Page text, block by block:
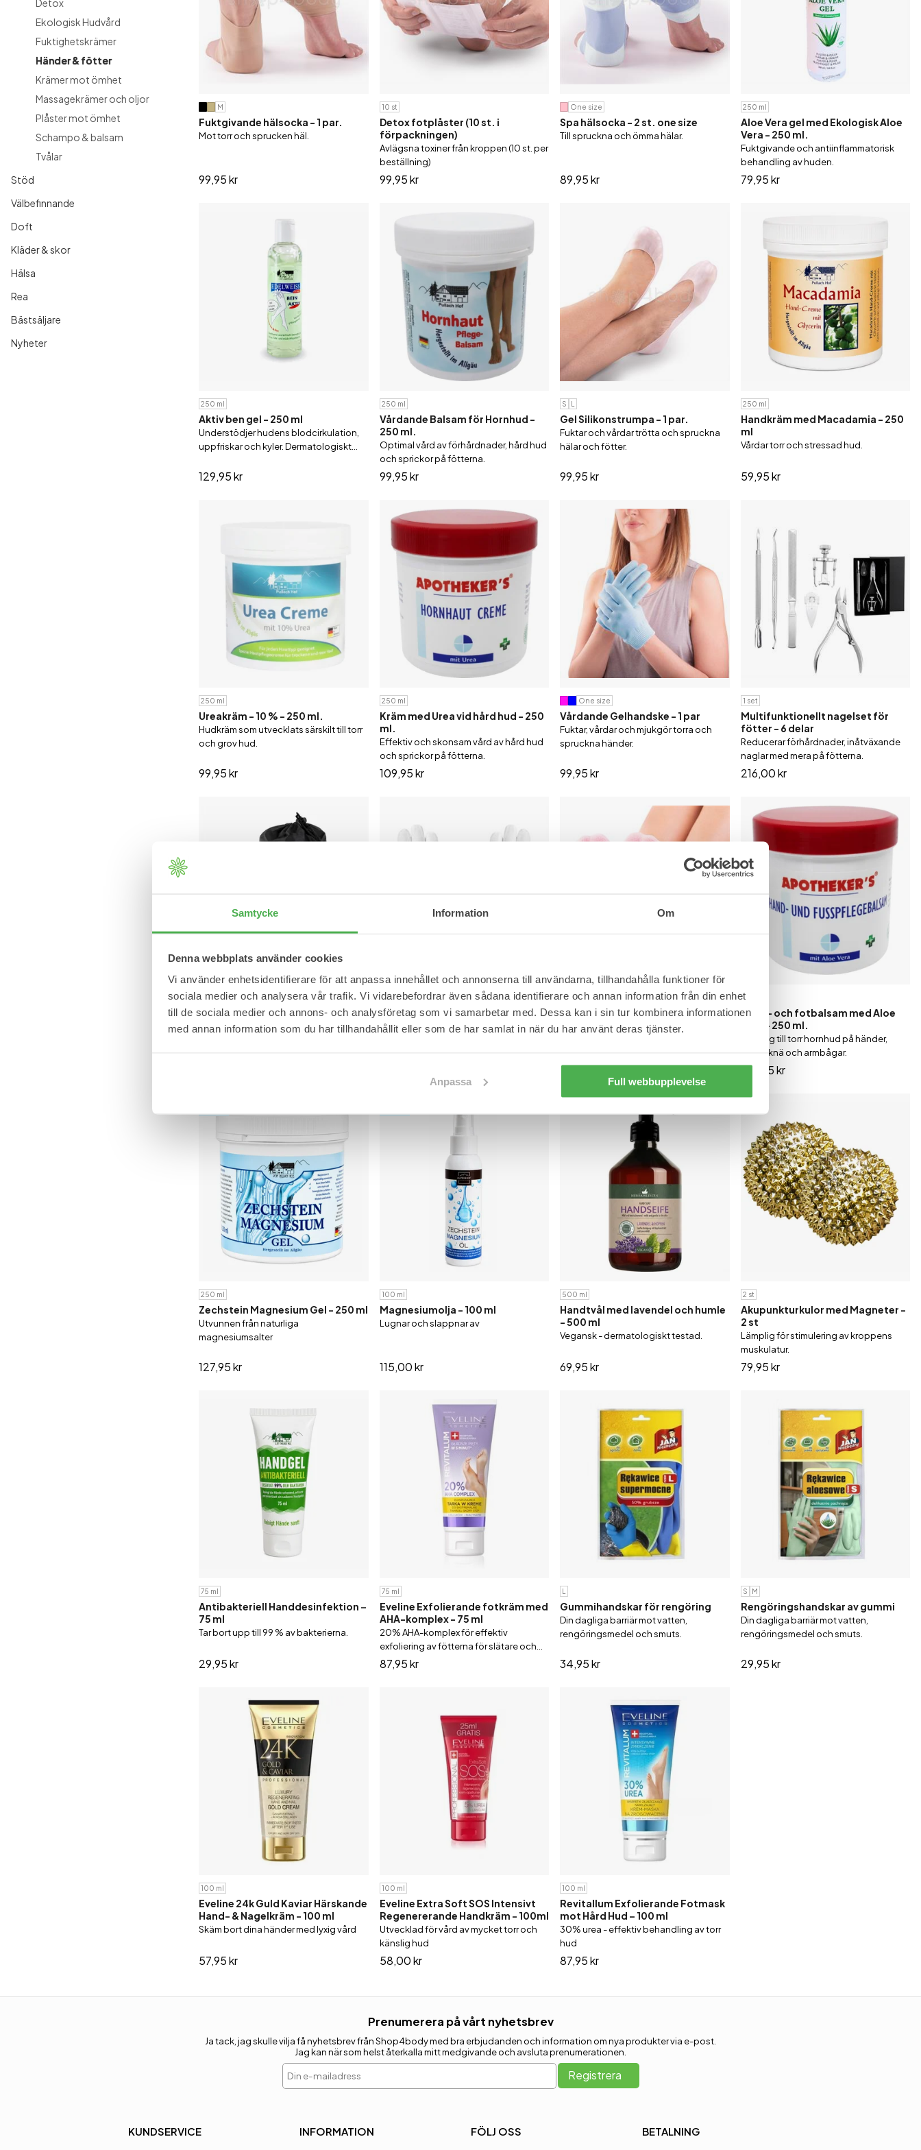
Samtycke Information Om
Denna webbplats använder cookies
Vi använder enhetsidentifierare för att anpassa innehållet och annonserna till användarna, tillhandahålla funktioner för
sociala medier och analysera vår trafik. Vi vidarebefordrar även sådana identifierare och annan information från din enhet
till de sociala medier och annons- och analysföretag som vi samarbetar med. Dessa kan i sin tur kombinera informationen
med annan information som du har tillhandahållit eller som de har samlat in när du har använt deras tjänster.
Anpassa Full webbupplevelse
Till barn
Träning av fötter
Massagekrämer och oljor
Plåster mot ömhet
Ländstöd
Stödstrumpor
Träningsutrustning
Ytterkläder
Detox
Ekologisk Hudvård
Fuktighetskrämer
Händer & fötter
Krämer mot ömhet
Massagekrämer och oljor
Plåster mot ömhet
Schampo & balsam
Tvålar
Stöd
Välbefinnande
Doft
Kläder & skor
Hälsa
Rea
Bästsäljare
Nyheter
M
Fuktgivande hälsocka - 1 par.
Mot torr och sprucken häl.
99,95 kr
10 st
Detox fotplåster (10 st. i
förpackningen)
Avlägsna toxiner från kroppen (10 st. per
beställning)
99,95 kr
One size
Spa hälsocka - 2 st. one size
Till spruckna och ömma hälar.
89,95 kr
250 ml
Aloe Vera gel med Ekologisk Aloe
Vera - 250 ml.
Fuktgivande och antiinflammatorisk
behandling av huden.
79,95 kr
250 ml
Aktiv ben gel - 250 ml
Understödjer hudens blodcirkulation,
uppfriskar och kyler. Dermatologiskt
129,95 kr
250 ml
Vårdande Balsam för Hornhud -
250 ml.
Optimal vård av förhårdnader, hård hud
och sprickor på fötterna.
99,95 kr
S L
Gel Silikonstrumpa - 1 par.
Fuktar och vårdar trötta och spruckna
hälar och fötter.
99,95 kr
250 ml
Handkräm med Macadamia - 250
ml
Vårdar torr och stressad hud.
59,95 kr
250 ml
Ureakräm - 10 % - 250 ml.
Hudkräm som utvecklats särskilt till torr
och grov hud.
99,95 kr
250 ml
Kräm med Urea vid hård hud - 250
ml.
Effektiv och skonsam vård av hård hud
och sprickor på fötterna.
109,95 kr
One size
Vårdande Gelhandske - 1 par
Fuktar, vårdar och mjukgör torra och
spruckna händer.
99,95 kr
1 set
Multifunktionellt nagelset för
fötter - 6 delar
Reducerar förhårdnader, inåtväxande
naglar med mera på fötterna.
216,00 kr
1 set
3-delat massage-set med påse
Stimulerar muskulaturen och
L XL
Bomullshandskar - 1 par.
Främjar hudens fuktabsorbering och
One size
Vårdande Gelstrumpor - 1 par.
Fuktar och mjukgör torra och spruckna
99,95 kr
250 ml
Hand- och fotbalsam med Aloe
Vera - 250 ml.
Lämplig till torr hornhud på händer,
fötter, knä och armbågar.
109,95 kr
250 ml
Zechstein Magnesium Gel - 250 ml
Utvunnen från naturliga
magnesiumsalter
127,95 kr
100 ml
Magnesiumolja - 100 ml
Lugnar och slappnar av
115,00 kr
500 ml
Handtvål med lavendel och humle
- 500 ml
Vegansk - dermatologiskt testad.
69,95 kr
2 st
Akupunkturkulor med Magneter -
2 st
Lämplig för stimulering av kroppens
muskulatur.
79,95 kr
75 ml
Antibakteriell Handdesinfektion –
75 ml
Tar bort upp till 99 % av bakterierna.
29,95 kr
75 ml
Eveline Exfolierande fotkräm med
AHA-komplex - 75 ml
20% AHA-komplex för effektiv
exfoliering av fötterna för slätare och
mjukare hud.
87,95 kr
L
Gummihandskar för rengöring
Din dagliga barriär mot vatten,
rengöringsmedel och smuts.
34,95 kr
S M
Rengöringshandskar av gummi
Din dagliga barriär mot vatten,
rengöringsmedel och smuts.
29,95 kr
100 ml
Eveline 24k Guld Kaviar Härskande
Hand- & Nagelkräm - 100 ml
Skäm bort dina händer med lyxig vård
57,95 kr
100 ml
Eveline Extra Soft SOS Intensivt
Regenererande Handkräm - 100ml
Utvecklad för vård av mycket torr och
känslig hud
58,00 kr
100 ml
Revitallum Exfolierande Fotmask
mot Hård Hud – 100 ml
30% urea - effektiv behandling av torr
hud
87,95 kr
Prenumerera på vårt nyhetsbrev
Ja tack, jag skulle vilja få nyhetsbrev från Shop4body med bra erbjudanden och information om nya produkter via e-post.
Jag kan när som helst återkalla mitt medgivande och avsluta prenumerationen.
Din e-mailadress Registrera
KUNDSERVICE INFORMATION FÖLJ OSS BETALNING